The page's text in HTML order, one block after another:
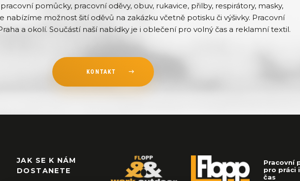
pomůcky, pracovní oděvy, obuv, rukavice, přilby, respirátory, masky,
nabízíme možnost šití oděvů na zakázku včetně potisku či výšivky. Pracovní
a okolí. Součástí naší nabídky je i oblečení pro volný čas a reklamní textil.
KONTAKT
JAK SE K NÁM
DOSTANETE
Pracovní
pro práci
čas